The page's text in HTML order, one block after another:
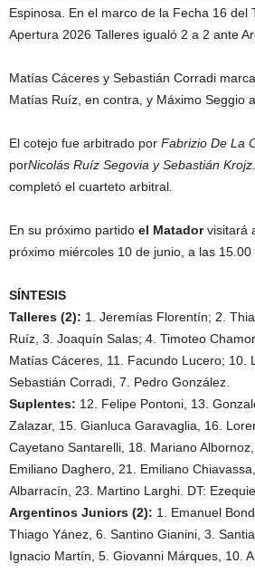
Espinosa. En el marco de la Fecha 16 del
Apertura 2026 Talleres igualó 2 a 2 ante
Matías Cáceres y Sebastián Corradi
Matías Ruíz, en contra, y Máximo Seggio
El cotejo fue arbitrado por Fabrizio De La
porNicolás Ruíz Segovia y Sebastián
completó el cuarteto arbitral.
En su próximo partido el Matadorvisitará
próximo miércoles 10 de junio, a las 15.00
SÍNTESIS
Talleres (2): 1. Jeremías Florentín; 2.
Ruíz, 3. Joaquín Salas; 4. Timoteo
Matías Cáceres, 11. Facundo Lucero; 10.
Sebastián Corradi, 7. Pedro González.
Suplentes: 12. Felipe Pontoni, 13.
Zalazar, 15. Gianluca Garavaglia, 16.
Cayetano Santarelli, 18. Mariano
Emiliano Daghero, 21. Emiliano
Albarracín, 23. Martino Larghi. DT:
Argentinos Juniors (2): 1. Emanuel
Thiago Yánez, 6. Santino Gianini, 3.
Ignacio Martín, 5. Giovanni Márques, 10.